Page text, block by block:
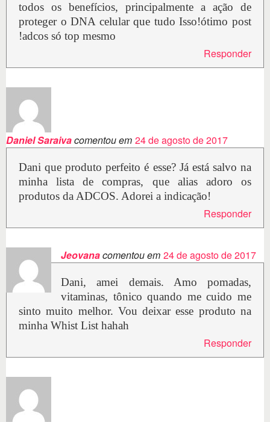
todos os benefícios, principalmente a ação de
proteger o DNA celular que tudo Isso!ótimo post
!adcos só top mesmo
Responder
Daniel Saraivacomentou em 24 de agosto de 2017
Dani que produto perfeito é esse? Já está salvo na
minha lista de compras, que alias adoro os
produtos da ADCOS. Adorei a indicação!
Responder
Jeovanacomentou em 24 de agosto de 2017
Dani, amei demais. Amo pomadas,
vitaminas, tônico quando me cuido me
sinto muito melhor. Vou deixar esse produto na
minha Whist List hahah
Responder